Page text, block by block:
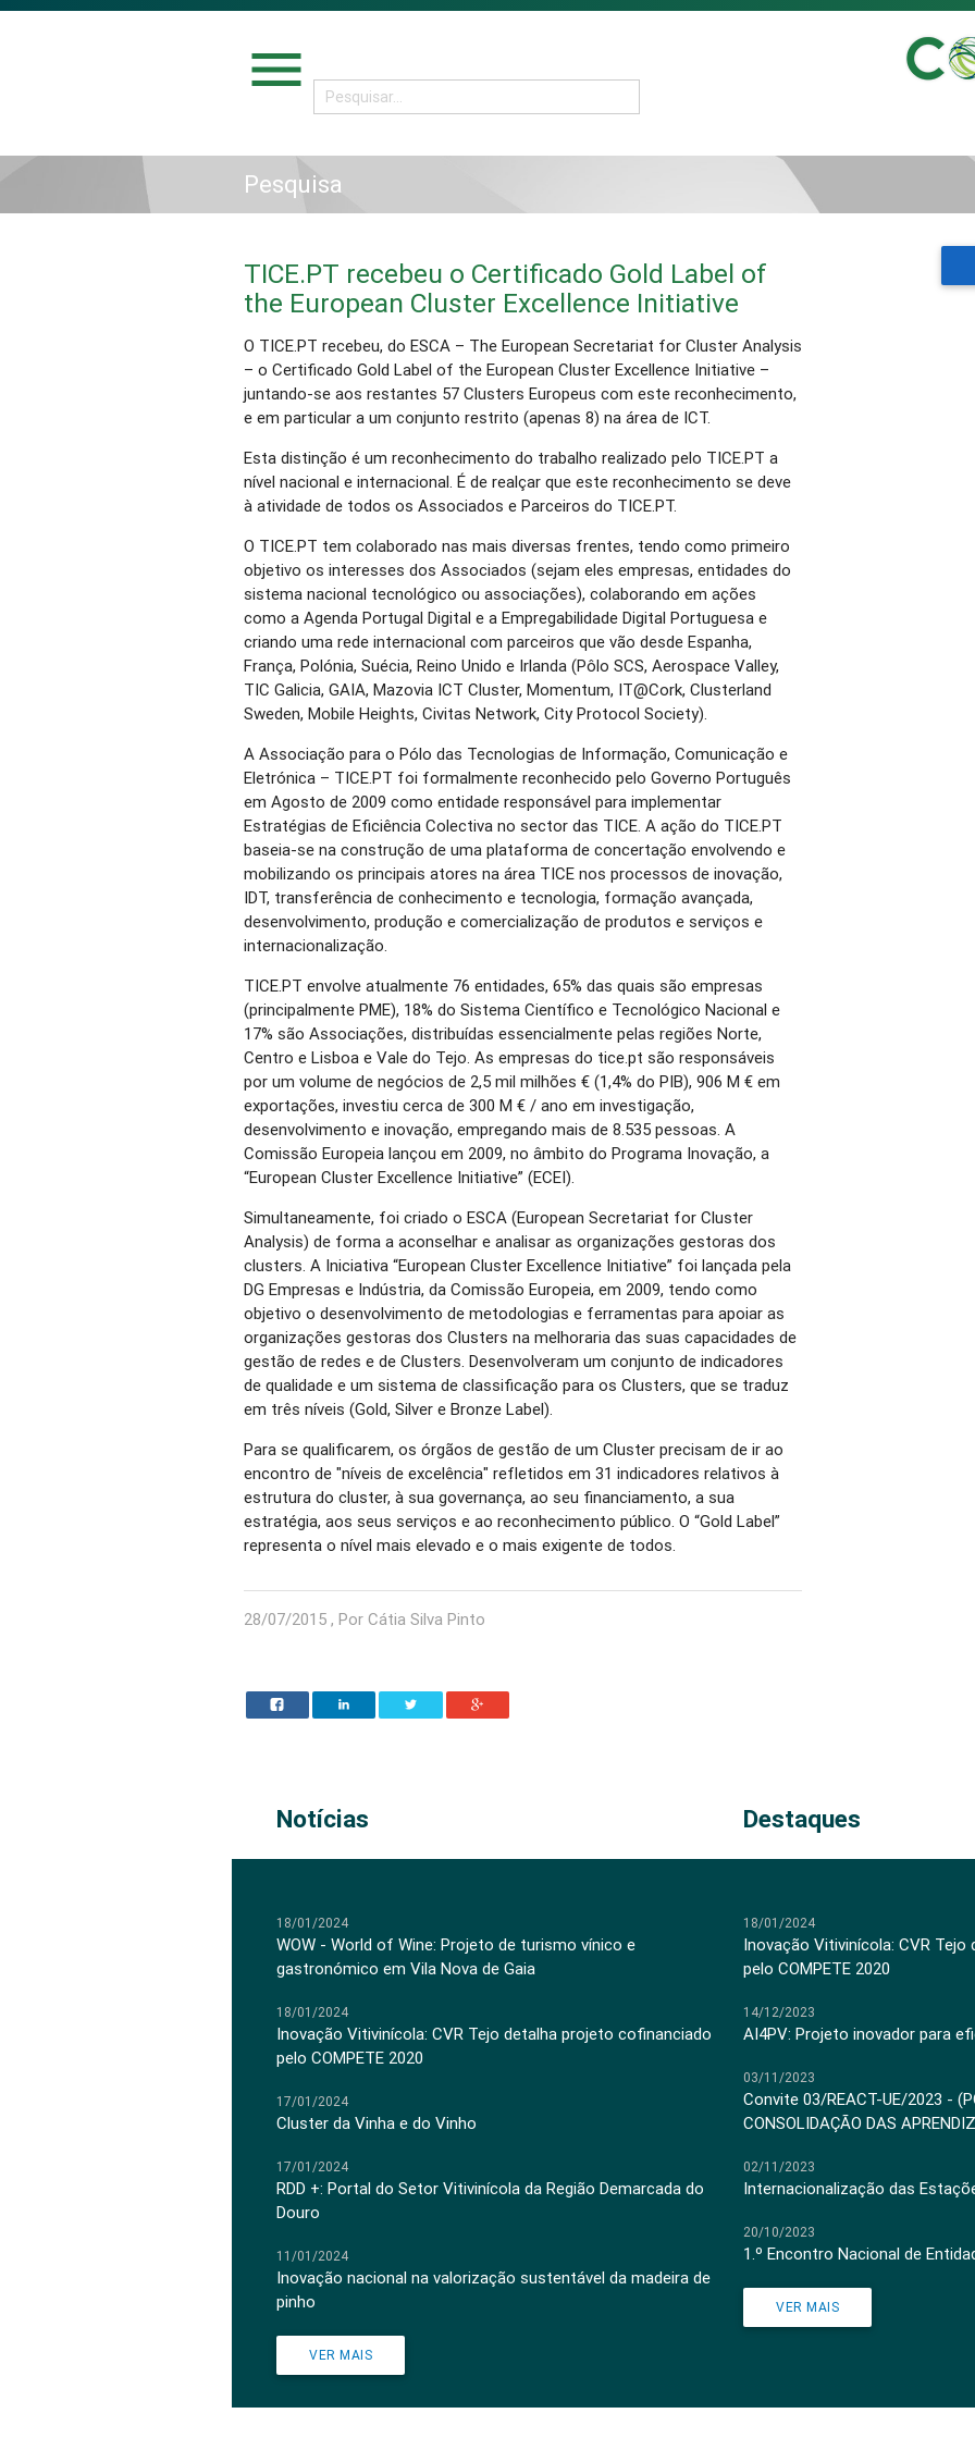
menu
Pesquisa
TICE.PT recebeu o Certificado Gold Label of
the European Cluster Excellence Initiative
O TICE.PT recebeu, do ESCA – The European Secretariat for Cluster Analysis
– o Certificado Gold Label of the European Cluster Excellence Initiative –
juntando-se aos restantes 57 Clusters Europeus com este reconhecimento,
e em particular a um conjunto restrito (apenas 8) na área de ICT.
Esta distinção é um reconhecimento do trabalho realizado pelo TICE.PT a
nível nacional e internacional. É de realçar que este reconhecimento se deve
à atividade de todos os Associados e Parceiros do TICE.PT.
O TICE.PT tem colaborado nas mais diversas frentes, tendo como primeiro
objetivo os interesses dos Associados (sejam eles empresas, entidades do
sistema nacional tecnológico ou associações), colaborando em ações
como a Agenda Portugal Digital e a Empregabilidade Digital Portuguesa e
criando uma rede internacional com parceiros que vão desde Espanha,
França, Polónia, Suécia, Reino Unido e Irlanda (Pôlo SCS, Aerospace Valley,
TIC Galicia, GAIA, Mazovia ICT Cluster, Momentum, IT@Cork, Clusterland
Sweden, Mobile Heights, Civitas Network, City Protocol Society).
A Associação para o Pólo das Tecnologias de Informação, Comunicação e
Eletrónica – TICE.PT foi formalmente reconhecido pelo Governo Português
em Agosto de 2009 como entidade responsável para implementar
Estratégias de Eficiência Colectiva no sector das TICE. A ação do TICE.PT
baseia-se na construção de uma plataforma de concertação envolvendo e
mobilizando os principais atores na área TICE nos processos de inovação,
IDT, transferência de conhecimento e tecnologia, formação avançada,
desenvolvimento, produção e comercialização de produtos e serviços e
internacionalização.
TICE.PT envolve atualmente 76 entidades, 65% das quais são empresas
(principalmente PME), 18% do Sistema Científico e Tecnológico Nacional e
17% são Associações, distribuídas essencialmente pelas regiões Norte,
Centro e Lisboa e Vale do Tejo. As empresas do tice.pt são responsáveis
por um volume de negócios de 2,5 mil milhões € (1,4% do PIB), 906 M € em
exportações, investiu cerca de 300 M € / ano em investigação,
desenvolvimento e inovação, empregando mais de 8.535 pessoas. A
Comissão Europeia lançou em 2009, no âmbito do Programa Inovação, a
“European Cluster Excellence Initiative” (ECEI).
Simultaneamente, foi criado o ESCA (European Secretariat for Cluster
Analysis) de forma a aconselhar e analisar as organizações gestoras dos
clusters. A Iniciativa “European Cluster Excellence Initiative” foi lançada pela
DG Empresas e Indústria, da Comissão Europeia, em 2009, tendo como
objetivo o desenvolvimento de metodologias e ferramentas para apoiar as
organizações gestoras dos Clusters na melhoraria das suas capacidades de
gestão de redes e de Clusters. Desenvolveram um conjunto de indicadores
de qualidade e um sistema de classificação para os Clusters, que se traduz
em três níveis (Gold, Silver e Bronze Label).
Para se qualificarem, os órgãos de gestão de um Cluster precisam de ir ao
encontro de "níveis de excelência" refletidos em 31 indicadores relativos à
estrutura do cluster, à sua governança, ao seu financiamento, a sua
estratégia, aos seus serviços e ao reconhecimento público. O “Gold Label”
representa o nível mais elevado e o mais exigente de todos.
28/07/2015 , Por Cátia Silva Pinto
Notícias Destaques
18/01/2024
WOW - World of Wine: Projeto de turismo vínico e
gastronómico em Vila Nova de Gaia
18/01/2024
Inovação Vitivinícola: CVR Tejo detalha projeto cofinanciado
pelo COMPETE 2020
17/01/2024
Cluster da Vinha e do Vinho
17/01/2024
RDD +: Portal do Setor Vitivinícola da Região Demarcada do
Douro
11/01/2024
Inovação nacional na valorização sustentável da madeira de
pinho
VER MAIS
18/01/2024
Inovação Vitivinícola: CVR
pelo COMPETE 2020
14/12/2023
AI4PV: Projeto inovador para
03/11/2023
Convite 03/REACT-UE/2023 -
CONSOLIDAÇÃO DAS
02/11/2023
Internacionalização das
20/10/2023
1.º Encontro Nacional de
VER MAIS